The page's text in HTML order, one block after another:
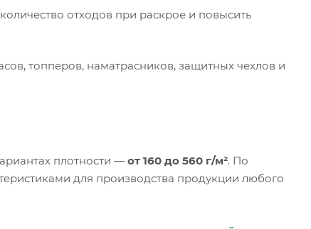
отходов при раскрое и повысить
топперов, наматрасников, защитных чехлов и
плотности — от 160 до 560 г/м². По
для производства продукции любого